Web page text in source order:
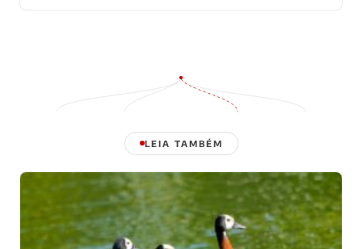
LEIA TAMBÉM